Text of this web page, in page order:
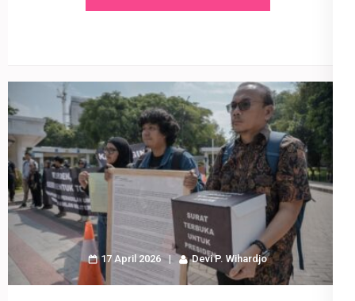
17 April 2026 Devi P. Wihardjo